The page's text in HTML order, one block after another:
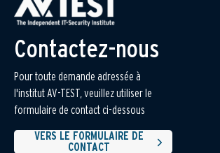
Contactez-nous
Pour toute demande adressée à
l'institut AV-TEST, veuillez utiliser le
formulaire de contact ci-dessous
VERS LE FORMULAIRE DE
CONTACT